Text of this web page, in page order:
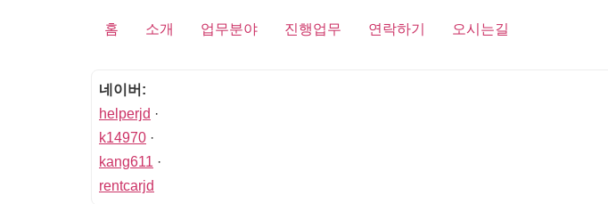
홈 소개 업무분야 진행업무 연락하기 오시는길
네이버:
helperjd ·
k14970 ·
kang611 ·
rentcarjd